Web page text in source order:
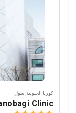
كوريا الجنوبية, سول
Clinic